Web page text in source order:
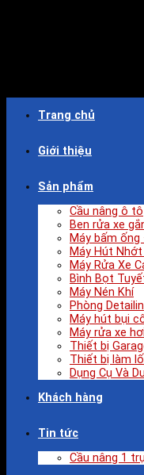
Trang chủ
Giới thiệu
Sản phẩm
Cầu nâng ô tô
Ben rửa xe
Máy bấm
Máy Hút
Máy Rửa Xe
Bình Bọt
Máy Nén Khí
Phòng
Máy hút bụi
Máy rửa xe
Thiết bị
Thiết bị làm
Dụng Cụ Và
Khách hàng
Tin tức
Cầu nâng 1